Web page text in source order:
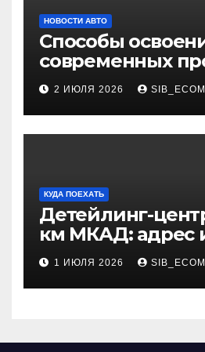
НОВОСТИ АВТО
Способы
современных
через онлайн-
2 ИЮЛЯ 2026
КУДА ПОЕХАТЬ
Детейлинг-
км МКАД: адрес
1 ИЮЛЯ 2026